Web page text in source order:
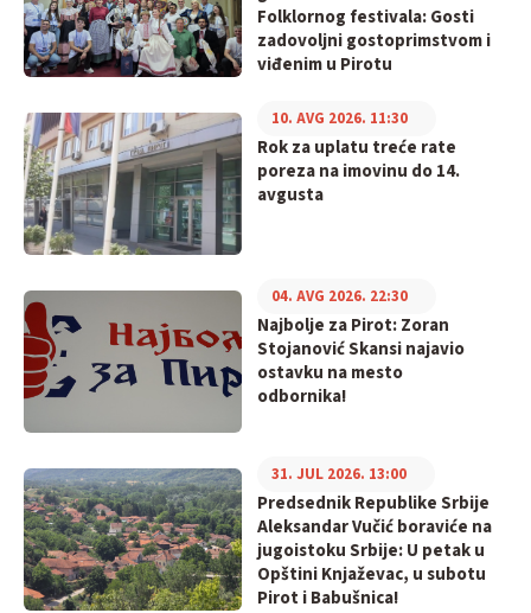
Folklornog festivala: Gosti
zadovoljni gostoprimstvom i
viđenim u Pirotu
Rok za uplatu treće rate
poreza na imovinu do 14.
avgusta
10. AVG 2026. 11:30
Najbolje za Pirot: Zoran
Stojanović Skansi najavio
ostavku na mesto
odbornika!
04. AVG 2026. 22:30
Predsednik Republike Srbije
Aleksandar Vučić boraviće na
jugoistoku Srbije: U petak u
Opštini Knjaževac, u subotu
Pirot i Babušnica!
31. JUL 2026. 13:00